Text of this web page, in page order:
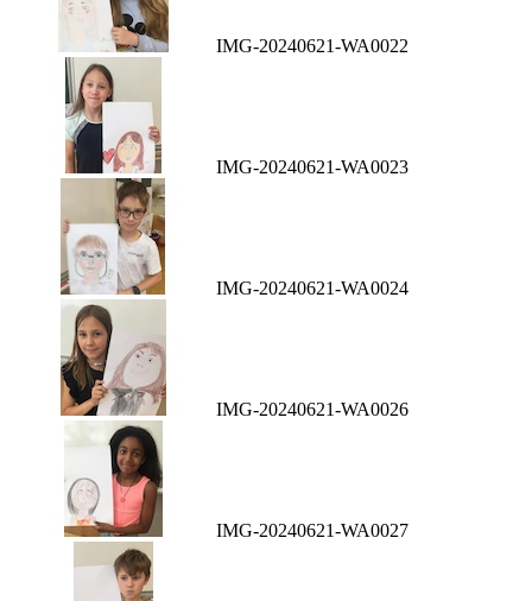
IMG-20240621-WA0022
IMG-20240621-WA0023
IMG-20240621-WA0024
IMG-20240621-WA0026
IMG-20240621-WA0027